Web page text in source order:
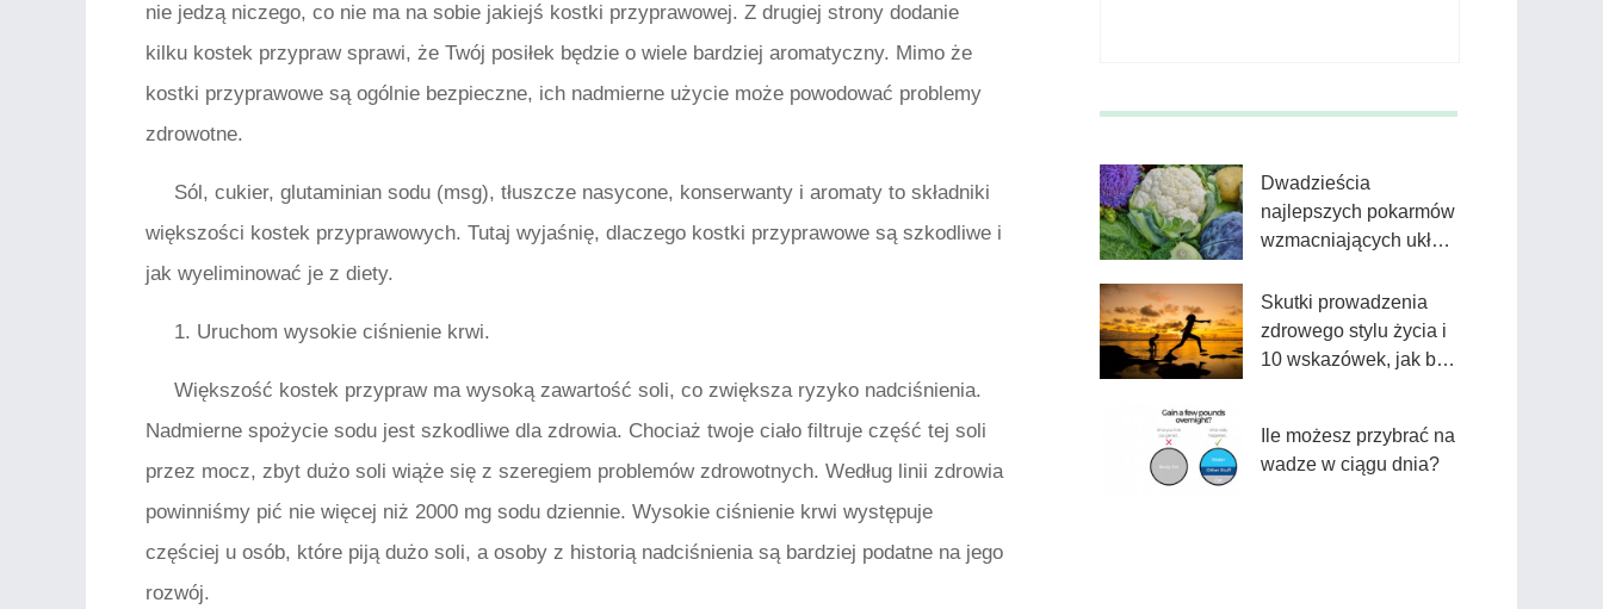
nie jedzą niczego, co nie ma na sobie jakiejś kostki przyprawowej. Z drugiej strony dodanie
kilku kostek przypraw sprawi, że Twój posiłek będzie o wiele bardziej aromatyczny. Mimo że
kostki przyprawowe są ogólnie bezpieczne, ich nadmierne użycie może powodować problemy
zdrowotne.
Sól, cukier, glutaminian sodu (msg), tłuszcze nasycone, konserwanty i aromaty to składniki
większości kostek przyprawowych. Tutaj wyjaśnię, dlaczego kostki przyprawowe są szkodliwe i
jak wyeliminować je z diety.
1. Uruchom wysokie ciśnienie krwi.
Większość kostek przypraw ma wysoką zawartość soli, co zwiększa ryzyko nadciśnienia.
Nadmierne spożycie sodu jest szkodliwe dla zdrowia. Chociaż twoje ciało filtruje część tej soli
przez mocz, zbyt dużo soli wiąże się z szeregiem problemów zdrowotnych. Według linii zdrowia
powinniśmy pić nie więcej niż 2000 mg sodu dziennie. Wysokie ciśnienie krwi występuje
częściej u osób, które piją dużo soli, a osoby z historią nadciśnienia są bardziej podatne na jego
rozwój.
Dwadzieścia
najlepszych pokarmów
wzmacniających układ
roku
Skutki prowadzenia
zdrowego stylu życia i
10 wskazówek, jak być
Ile możesz przybrać na
wadze w ciągu dnia?